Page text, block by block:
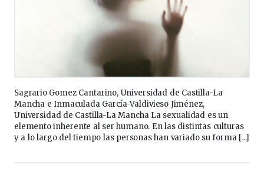
Sagrario Gomez Cantarino, Universidad de Castilla-La
Mancha e Inmaculada García-Valdivieso Jiménez,
Universidad de Castilla-La Mancha La sexualidad es un
elemento inherente al ser humano. En las distintas culturas
y a lo largo del tiempo las personas han variado su forma […]